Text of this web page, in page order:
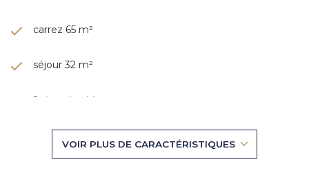
carrez 65 m²
séjour 32 m²
2 chambre(s)
VOIR PLUS DE CARACTÉRISTIQUES